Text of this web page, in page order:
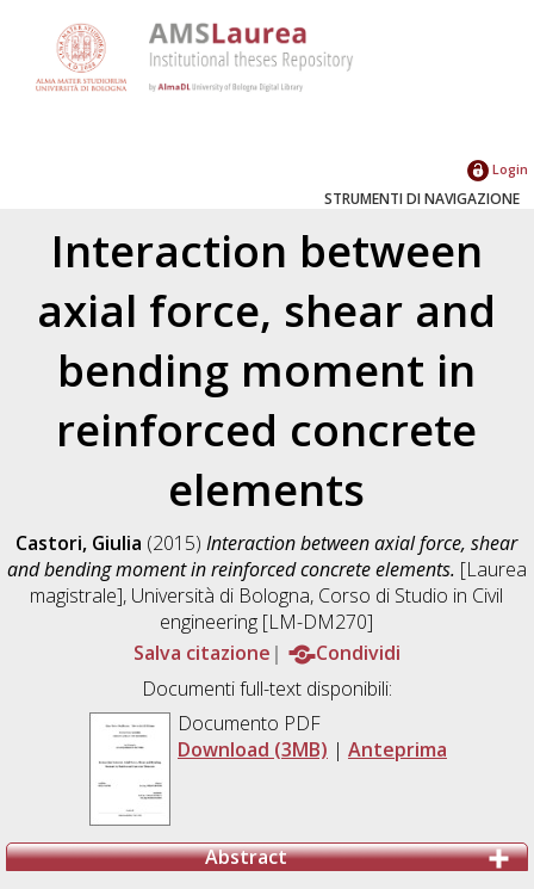
Login
STRUMENTI DI NAVIGAZIONE
Interaction between
axial force, shear and
bending moment in
reinforced concrete
elements
Castori, Giulia (2015)Interaction between axial force, shear
and bending moment in reinforced concrete elements. [Laurea
magistrale], Università di Bologna, Corso di Studio in Civil
engineering [LM-DM270]
Salva citazione
Condividi
Documenti full-text disponibili:
Documento PDF
Download (3MB) | Anteprima
Abstract